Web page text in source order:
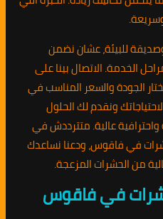
للبيئة، عشان نضمن
الخدمة. الاتصال بينا على
يعني إنك بتختار الجودة والسعر المناسب في
ونقدم لك الحلول
عالية. متترددش في
في فاقوس، ودعنا نساعدك
من الحشرات المزعجة.
في فاقوس